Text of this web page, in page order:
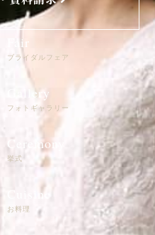
Fair
ブライダルフェア
Gallery
フォトギャラリー
Ceremony
挙式
Cuisine
お料理